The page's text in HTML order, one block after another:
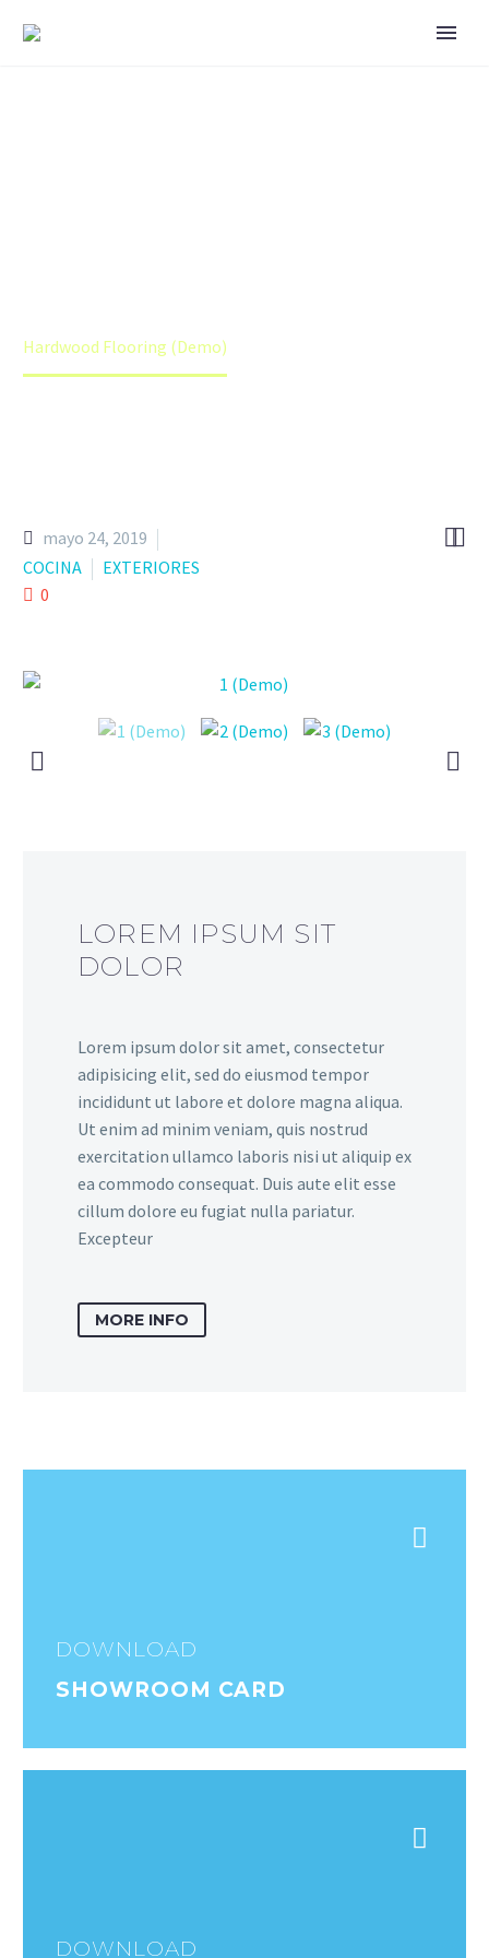
Hardwood Flooring (Demo)

mayo 24, 2019
COCINA
EXTERIORES
0
LOREM IPSUM SIT
DOLOR
Lorem ipsum dolor sit amet, consectetur
adipisicing elit, sed do eiusmod tempor
incididunt ut labore et dolore magna aliqua.
Ut enim ad minim veniam, quis nostrud
exercitation ullamco laboris nisi ut aliquip ex
ea commodo consequat. Duis aute elit esse
cillum dolore eu fugiat nulla pariatur.
Excepteur
MORE INFO
DOWNLOAD
SHOWROOM CARD
DOWNLOAD